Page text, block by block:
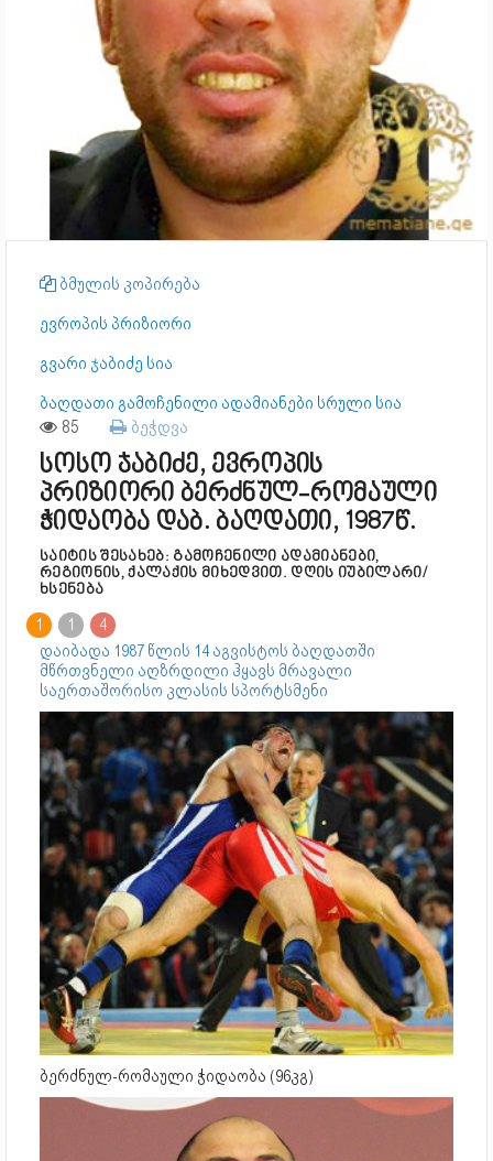
ბმულის კოპირება
ევროპის პრიზიორი
გვარი ჯაბიძე სია
ბაღდათი გამოჩენილი ადამიანები სრული სია
85 ბეჭდვა
სოსო ჯაბიძე, ევროპის
პრიზიორი ბერძნულ-რომაული
ჭიდაობა დაბ. ბაღდათი, 1987წ.
საიტის შესახებ: გამოჩენილი ადამიანები,
რეგიონის, ქალაქის მიხედვით. დღის იუბილარი/
ხსენება
1 1
4
დაიბადა 1987 წლის 14 აგვისტოს ბაღდათში
მწრთვნელი აღზრდილი ჰყავს მრავალი
საერთაშორისო კლასის სპორტსმენი
ბერძნულ-რომაული ჭიდაობა (96კგ)